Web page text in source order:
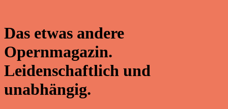
Das etwas andere
Opernmagazin.
Leidenschaftlich und
unabhängig.